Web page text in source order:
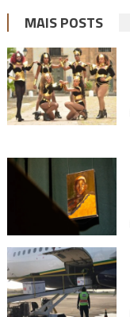
MAIS POSTS